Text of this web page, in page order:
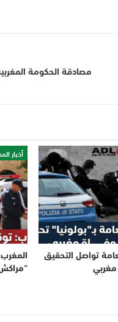
مصادقة الحكومة
تواصل التحقيق
أخبار